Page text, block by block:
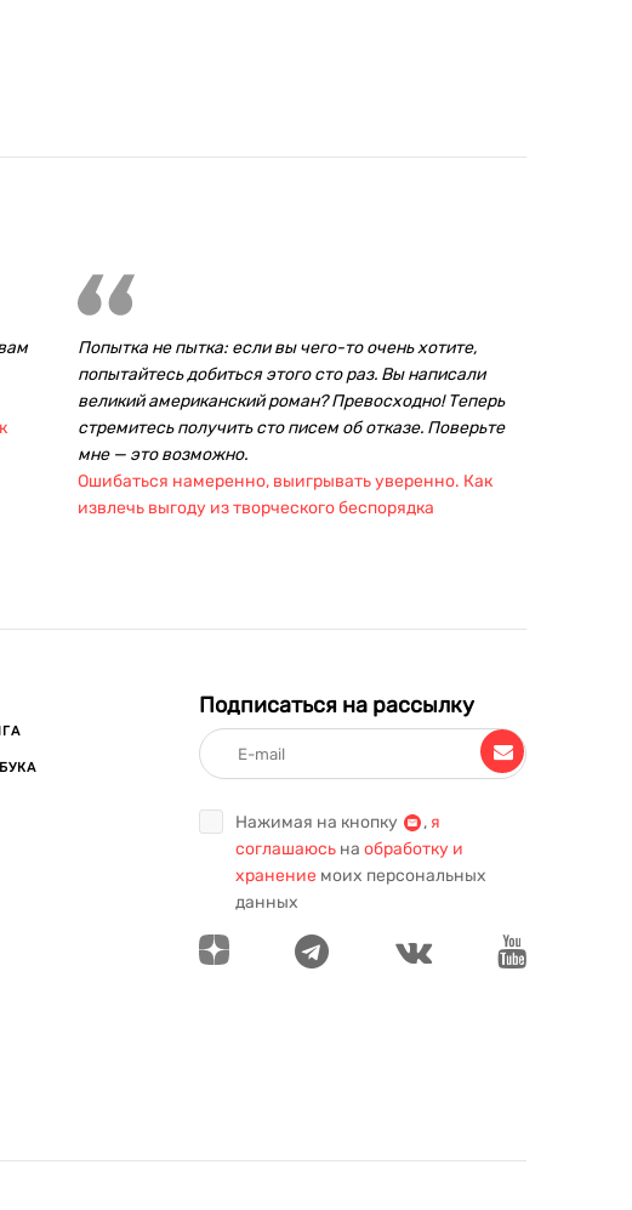
Попытка не пытка: если вы чего-то очень хотите,
попытайтесь добиться этого сто раз. Вы написали
великий американский роман? Превосходно! Теперь
стремитесь получить сто писем об отказе. Поверьте
мне — это возможно.
Ошибаться намеренно, выигрывать уверенно. Как
извлечь выгоду из творческого беспорядка
Подписаться на рассылку
Нажимая на кнопку , я
соглашаюсь на обработку и
хранение моих персональных
данных